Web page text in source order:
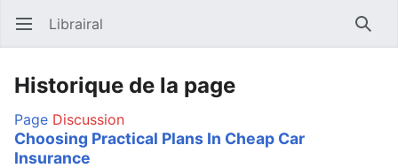
Ouvrir le menu principal Librairal
Historique de la page
Page Discussion
Choosing Practical Plans In Cheap Car
Insurance